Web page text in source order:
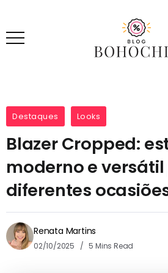
Destaques Looks
Blazer Cropped:
moderno e
diferentes
Renata Martins
02/10/2025 5 Mins Read